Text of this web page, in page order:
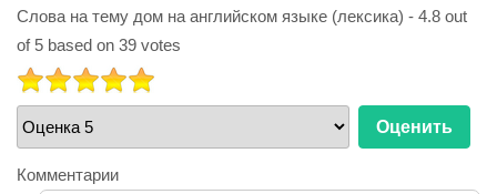
Слова на тему дом на английском языке (лексика) - 4.8 out
of 5 based on 39 votes
РЕЙТИНГ:
5
/5
Пожалуйста,
оцените
Комментарии